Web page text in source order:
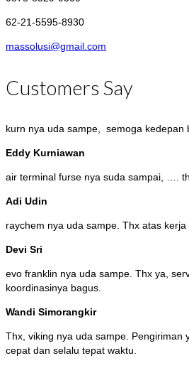
62-21-5595-8930
massolusi@gmail.com
Customers Say
kurn nya uda sampe, semoga kedepan
Eddy Kurniawan
air terminal furse nya suda sampai, ….
Adi Udin
raychem nya uda sampe. Thx atas kerja
Devi Sri
evo franklin nya uda sampe. Thx ya,
koordinasinya bagus.
Wandi Simorangkir
Thx, viking nya uda sampe. Pengiriman
cepat dan selalu tepat waktu.